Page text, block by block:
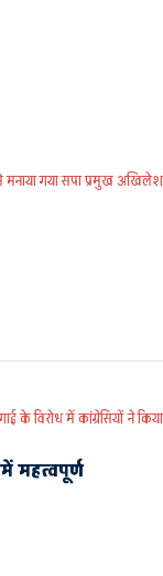
गया सपा प्रमुख
के विरोध में कांग्रेसियों ने किया
महत्वपूर्ण